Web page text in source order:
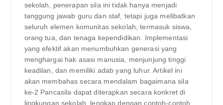
sekolah, penerapan sila ini tidak hanya menjadi
tanggung jawab guru dan staf, tetapi juga melibatkan
seluruh elemen komunitas sekolah, termasuk siswa,
orang tua, dan tenaga kependidikan. Implementasi
yang efektif akan menumbuhkan generasi yang
menghargai hak asasi manusia, menjunjung tinggi
keadilan, dan memiliki adab yang luhur. Artikel ini
akan membahas secara mendalam bagaimana sila
ke-2 Pancasila dapat diterapkan secara konkret di
lingkungan sekolah, lengkap dengan contoh-contoh